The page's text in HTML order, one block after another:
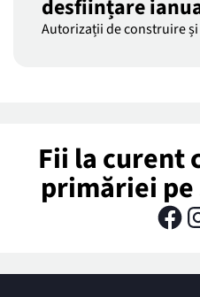
desființare
Autorizații de construire
Fii la curent
primăriei pe